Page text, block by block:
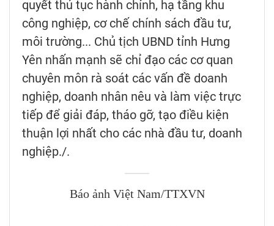
quyết thủ tục hành chính, hạ tầng khu
công nghiệp, cơ chế chính sách đầu tư,
môi trường... Chủ tịch UBND tỉnh Hưng
Yên nhấn mạnh sẽ chỉ đạo các cơ quan
chuyên môn rà soát các vấn đề doanh
nghiệp, doanh nhân nêu và làm việc trực
tiếp để giải đáp, tháo gỡ, tạo điều kiện
thuận lợi nhất cho các nhà đầu tư, doanh
nghiệp./.
Báo ảnh Việt Nam/TTXVN